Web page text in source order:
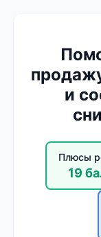
и
Плюсы
19